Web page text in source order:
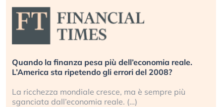
Quando la finanza pesa più dell’economia reale.
L’America sta ripetendo gli errori del 2008?
La ricchezza mondiale cresce, ma è sempre più
sganciata dall’economia reale. (…)